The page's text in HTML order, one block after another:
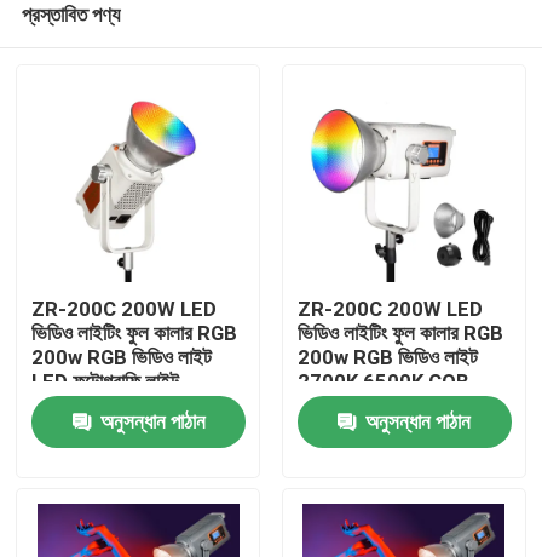
প্রস্তাবিত পণ্য
ZR-200C 200W LED
ভিডিও লাইটিং ফুল কালার RGB
200w RGB ভিডিও লাইট
LED ফটোগ্রাফি লাইট
অনুসন্ধান পাঠান
ZR-200C 200W LED
ভিডিও লাইটিং ফুল কালার RGB
200w RGB ভিডিও লাইট
2700K 6500K COB
বোয়েন্স মাউন্ট ওয়্যারলেস অ্যাপ
স্টুডিও ফটোগ্রাফিঅনুসন্ধান পাঠান